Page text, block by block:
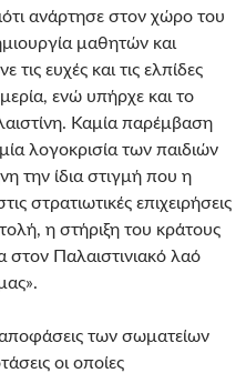
ανάρτησε στον χώρο του
μαθητών και
ευχές και τις ελπίδες
ενώ υπήρχε και το
Καμία παρέμβαση
λογοκρισία των παιδιών
την ίδια στιγμή που η
στρατιωτικές επιχειρήσεις
η στήριξη του κράτους
στον Παλαιστινιακό λαό
των σωματείων
οι οποίες